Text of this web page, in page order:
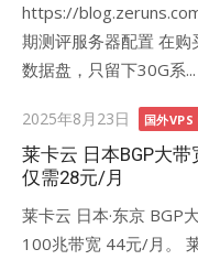
https://
期测评服务器配置 在
数据盘，只留下30G系...
Posted
on
2025年8月23日 国外VPS
莱卡云 日本BGP大
仅需28元/月
莱卡云 日本·东京 BGP
100兆带宽 44元/月。